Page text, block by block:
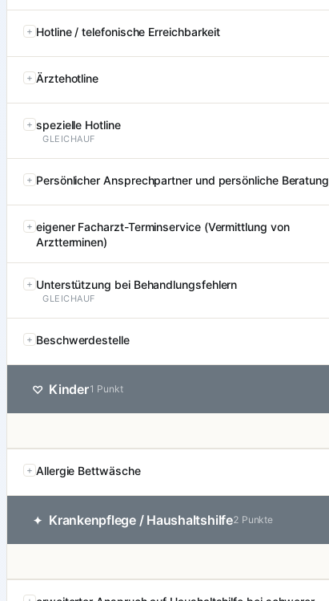
Hotline / telefonische Erreichbarkeit
Ärztehotline
spezielle Hotline
GLEICHAUF
Persönlicher Ansprechpartner und persönliche Beratung
eigener Facharzt-Terminservice (Vermittlung von
Arztterminen)
Unterstützung bei Behandlungsfehlern
GLEICHAUF
Beschwerdestelle
♡ Kinder1 Punkt
Allergie Bettwäsche
✦ Krankenpflege / Haushaltshilfe2 Punkte